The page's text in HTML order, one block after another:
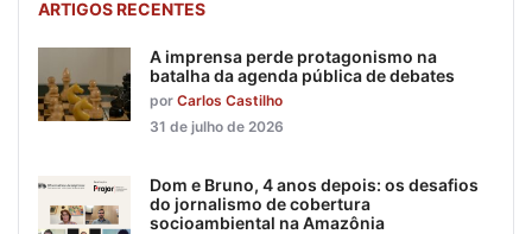
ARTIGOS RECENTES
A imprensa perde protagonismo na
batalha da agenda pública de debates
por Carlos Castilho
31 de julho de 2026
Dom e Bruno, 4 anos depois: os desafios
do jornalismo de cobertura
socioambiental na Amazônia